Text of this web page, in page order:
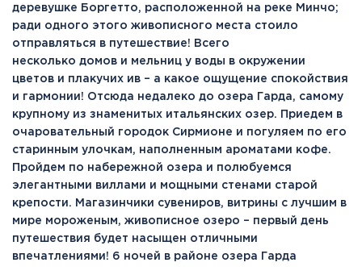
деревушке Боргетто, расположенной на реке Минчо;
ради одного этого живописного места стоило
отправляться в путешествие! Всего
несколько домов и мельниц у воды в окружении
цветов и плакучих ив – а какое ощущение спокойствия
и гармонии! Отсюда недалеко до озера Гарда, самому
крупному из знаменитых итальянских озер. Приедем в
очаровательный городок Сирмионе и погуляем по его
старинным улочкам, наполненным ароматами кофе.
Пройдем по набережной озера и полюбуемся
элегантными виллами и мощными стенами старой
крепости. Магазинчики сувениров, витрины с лучшим в
мире мороженым, живописное озеро – первый день
путешествия будет насыщен отличными
впечатлениями! 6 ночей в районе озера Гарда